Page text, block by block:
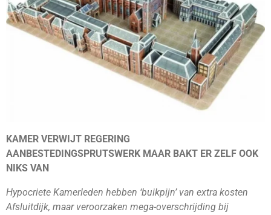
KAMER VERWIJT REGERING
AANBESTEDINGSPRUTSWERK MAAR BAKT ER ZELF OOK
NIKS VAN
Hypocriete Kamerleden hebben ‘buikpijn’ van extra kosten
Afsluitdijk, maar veroorzaken mega-overschrijding bij